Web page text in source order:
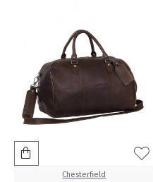
Chesterfield